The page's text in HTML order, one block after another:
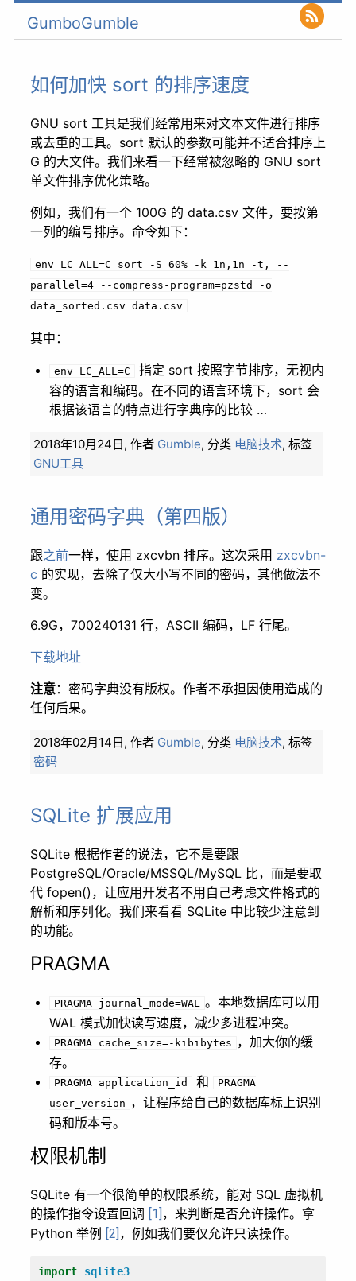
GumboGumble
如何加快 sort 的排序速度
GNU sort 工具是我们经常用来对文本文件进行排序
或去重的工具。sort 默认的参数可能并不适合排序上
G 的大文件。我们来看一下经常被忽略的 GNU sort
单文件排序优化策略。
例如，我们有一个 100G 的 data.csv 文件，要按第
一列的编号排序。命令如下：
env LC_ALL=C sort -S 60% -k1n,1n -t,
--
parallel=4
--compress-program=pzstd
-o
data_sorted.csv data.csv
其中：
env LC_ALL=C
指定 sort 按照字节排序，无视内
容的语言和编码。在不同的语言环境下，sort 会
根据该语言的特点进行字典序的比较 …
2018年10月24日, 作者 Gumble, 分类 电脑技术, 标签
GNU工具
通用密码字典（第四版）
跟之前一样，使用 zxcvbn 排序。这次采用 zxcvbn-
c 的实现，去除了仅大小写不同的密码，其他做法不
变。
6.9G，700240131 行，ASCII 编码，LF 行尾。
下载地址
注意：密码字典没有版权。作者不承担因使用造成的
任何后果。
2018年02月14日, 作者 Gumble, 分类 电脑技术, 标签
密码
SQLite 扩展应用
SQLite 根据作者的说法，它不是要跟
PostgreSQL/Oracle/MSSQL/MySQL 比，而是要取
代 fopen()，让应用开发者不用自己考虑文件格式的
解析和序列化。我们来看看 SQLite 中比较少注意到
的功能。
PRAGMA
PRAGMA journal_mode=WAL
。本地数据库可以用
WAL 模式加快读写速度，减少多进程冲突。
PRAGMA cache_size=-kibibytes ，加大你的缓
存。
PRAGMA application_id 和
PRAGMA
user_version ，让程序给自己的数据库标上识别
码和版本号。
权限机制
SQLite 有一个很简单的权限系统，能对 SQL 虚拟机
的操作指令设置回调 [1] ，来判断是否允许操作。拿
Python 举例 [2] ，例如我们要仅允许只读操作。
import sqlite3